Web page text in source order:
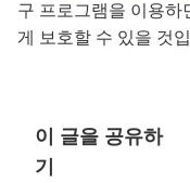
구 프로그램을 이용
게 보호할 수 있을 것
이 글을 공유하
기